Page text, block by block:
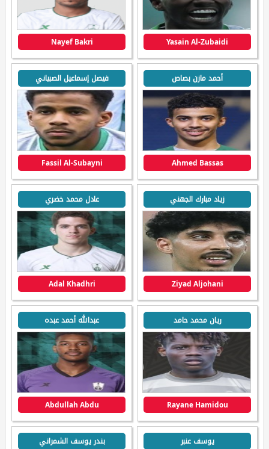
Yasain Al-Zubaidi
Nayef Bakri
أحمد مازن بصاص
Ahmed Bassas
فيصل إسماعيل الصبياني
Fassil Al-Subayni
زياد مبارك الجهني
Ziyad Aljohani
عادل محمد خضري
Adal Khadhri
ريان محمد حامد
Rayane Hamidou
عبدالله أحمد عبده
Abdullah Abdu
يوسف عنبر بندر يوسف الشمراني